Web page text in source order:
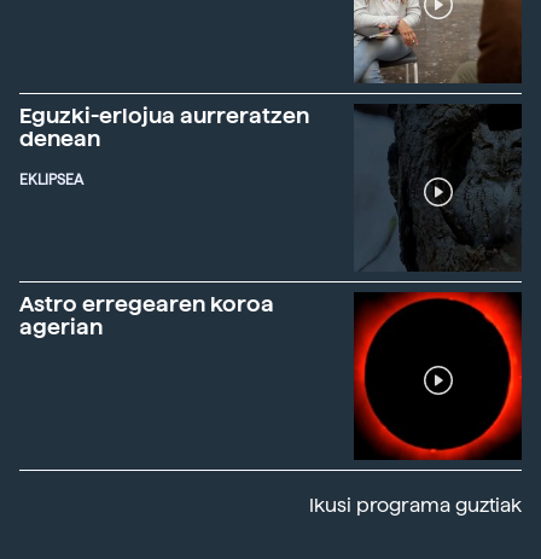
Eguzki-erlojua aurreratzen
denean
EKLIPSEA
Astro erregearen koroa
agerian
Ikusi programa guztiak